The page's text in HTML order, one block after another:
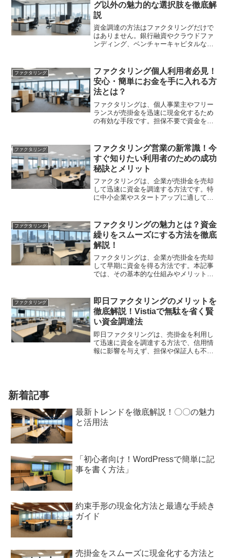
グ以外の魅力的な選択肢を徹底解
説
資金調達の方法はファクタリングだけで
はありません。銀行融資やクラウドファ
ンディング、ベンチャーキャピタルな
けをします。
ファクタリング
ファクタリング個人利用者必見！
安心・簡単にお金を手に入れる方
法とは？
ファクタリングは、個人事業主やフリー
ランスが売掛金を迅速に現金化するため
の有効な手段です。担保不要で資金を確
ファクタリング
ファクタリング営業の新常識！今
すぐ知りたい利用者のための成功
秘訣とメリット
ファクタリングは、企業が売掛金を売却
して迅速に資金を調達する方法です。特
に中小企業やスタートアップに適してお
することで、最大限のメリットを享受で
きます。
ファクタリング
ファクタリングの魅力とは？資金
繰りをスムーズにする方法を徹底
解説！
ファクタリングは、企業が売掛金を売却
して早期に資金を得る方法です。本記事
では、その基本的な仕組みやメリット、
した。資金繰りをスムーズにしたい方必
見です。
ファクタリング
即日ファクタリングのメリットを
徹底解説！Vistiaで無駄を省く賢
い資金調達法
即日ファクタリングは、売掛金を利用し
て迅速に資金を調達する方法で、信用情
報に影響を与えず、担保や保証人も不要
新着記事
最新トレンドを徹底解説！〇〇の魅力
と活用法
「初心者向け！WordPressで簡単に記
事を書く方法」
約束手形の現金化方法と最適な手続き
ガイド
売掛金をスムーズに現金化する方法と